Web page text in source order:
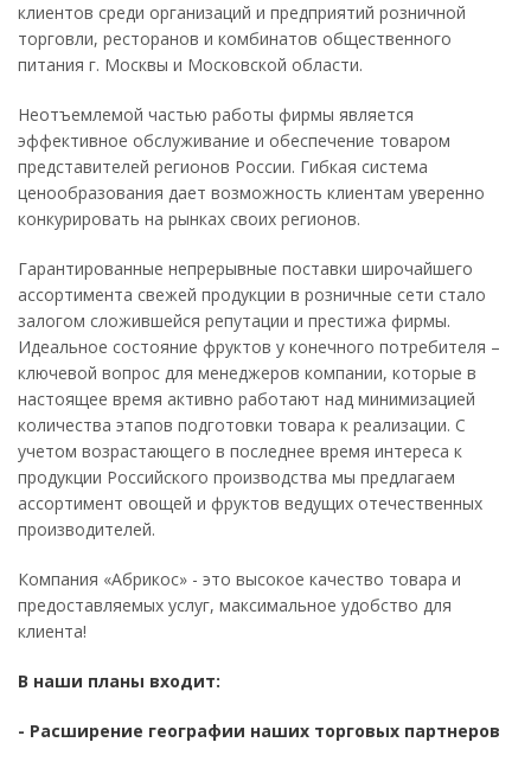
клиентов среди организаций и предприятий розничной
торговли, ресторанов и комбинатов общественного
питания г. Москвы и Московской области.
Неотъемлемой частью работы фирмы является
эффективное обслуживание и обеспечение товаром
представителей регионов России. Гибкая система
ценообразования дает возможность клиентам уверенно
конкурировать на рынках своих регионов.
Гарантированные непрерывные поставки широчайшего
ассортимента свежей продукции в розничные сети стало
залогом сложившейся репутации и престижа фирмы.
Идеальное состояние фруктов у конечного потребителя –
ключевой вопрос для менеджеров компании, которые в
настоящее время активно работают над минимизацией
количества этапов подготовки товара к реализации. С
учетом возрастающего в последнее время интереса к
продукции Российского производства мы предлагаем
ассортимент овощей и фруктов ведущих отечественных
производителей.
Компания «Абрикос» - это высокое качество товара и
предоставляемых услуг, максимальное удобство для
клиента!
В наши планы входит:
- Расширение географии наших торговых партнеров